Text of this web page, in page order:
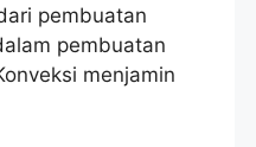
pembuatan
pembuatan
menjamin